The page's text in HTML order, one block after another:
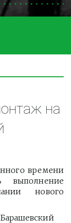
на
времени
выполнение
нового